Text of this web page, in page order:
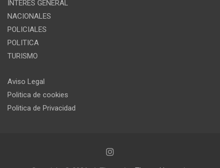
INTERES GENERAL
NACIONALES
POLICIALES
POLITICA
TURISMO
Aviso Legal
Politica de cookies
Politica de Privacidad